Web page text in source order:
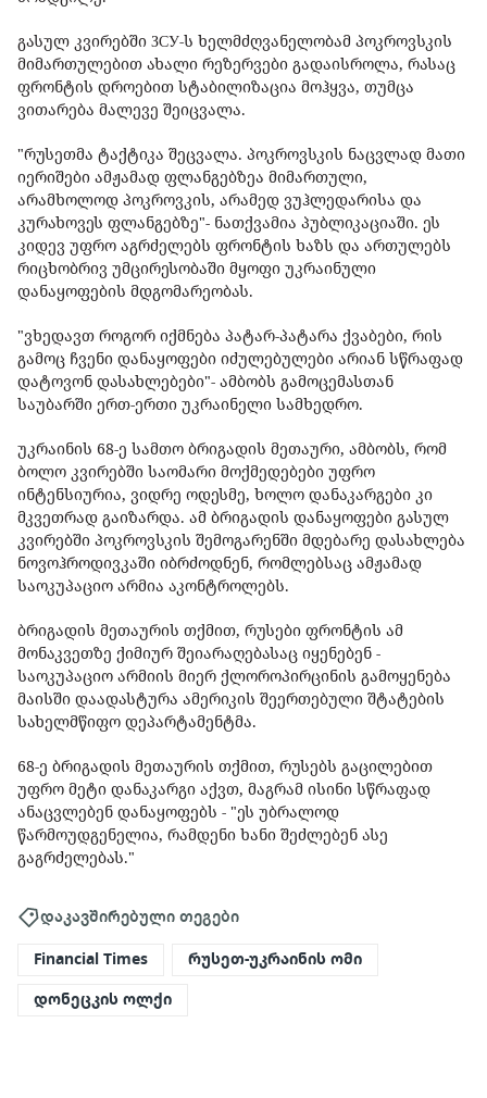
გასულ კვირებში ЗСУ-ს ხელმძღვანელობამ პოკროვსკის
მიმართულებით ახალი რეზერვები გადაისროლა, რასაც
ფრონტის დროებით სტაბილიზაცია მოჰყვა, თუმცა
ვითარება მალევე შეიცვალა.
"რუსეთმა ტაქტიკა შეცვალა. პოკროვსკის ნაცვლად მათი
იერიშები ამჟამად ფლანგებზეა მიმართული,
არამხოლოდ პოკროვკის, არამედ ვუჰლედარისა და
კურახოვეს ფლანგებზე"- ნათქვამია პუბლიკაციაში. ეს
კიდევ უფრო აგრძელებს ფრონტის ხაზს და ართულებს
რიცხობრივ უმცირესობაში მყოფი უკრაინული
დანაყოფების მდგომარეობას.
"ვხედავთ როგორ იქმნება პატარ-პატარა ქვაბები, რის
გამოც ჩვენი დანაყოფები იძულებულები არიან სწრაფად
დატოვონ დასახლებები"- ამბობს გამოცემასთან
საუბარში ერთ-ერთი უკრაინელი სამხედრო.
უკრაინის 68-ე სამთო ბრიგადის მეთაური, ამბობს, რომ
ბოლო კვირებში საომარი მოქმედებები უფრო
ინტენსიურია, ვიდრე ოდესმე, ხოლო დანაკარგები კი
მკვეთრად გაიზარდა. ამ ბრიგადის დანაყოფები გასულ
კვირებში პოკროვსკის შემოგარენში მდებარე დასახლება
ნოვოჰროდივკაში იბრძოდნენ, რომლებსაც ამჟამად
საოკუპაციო არმია აკონტროლებს.
ბრიგადის მეთაურის თქმით, რუსები ფრონტის ამ
მონაკვეთზე ქიმიურ შეიარაღებასაც იყენებენ -
საოკუპაციო არმიის მიერ ქლოროპირცინის გამოყენება
მაისში დაადასტურა ამერიკის შეერთებული შტატების
სახელმწიფო დეპარტამენტმა.
68-ე ბრიგადის მეთაურის თქმით, რუსებს გაცილებით
უფრო მეტი დანაკარგი აქვთ, მაგრამ ისინი სწრაფად
ანაცვლებენ დანაყოფებს - "ეს უბრალოდ
წარმოუდგენელია, რამდენი ხანი შეძლებენ ასე
გაგრძელებას."
დაკავშირებული თეგები
Financial Times რუსეთ-უკრაინის ომი
დონეცკის ოლქი